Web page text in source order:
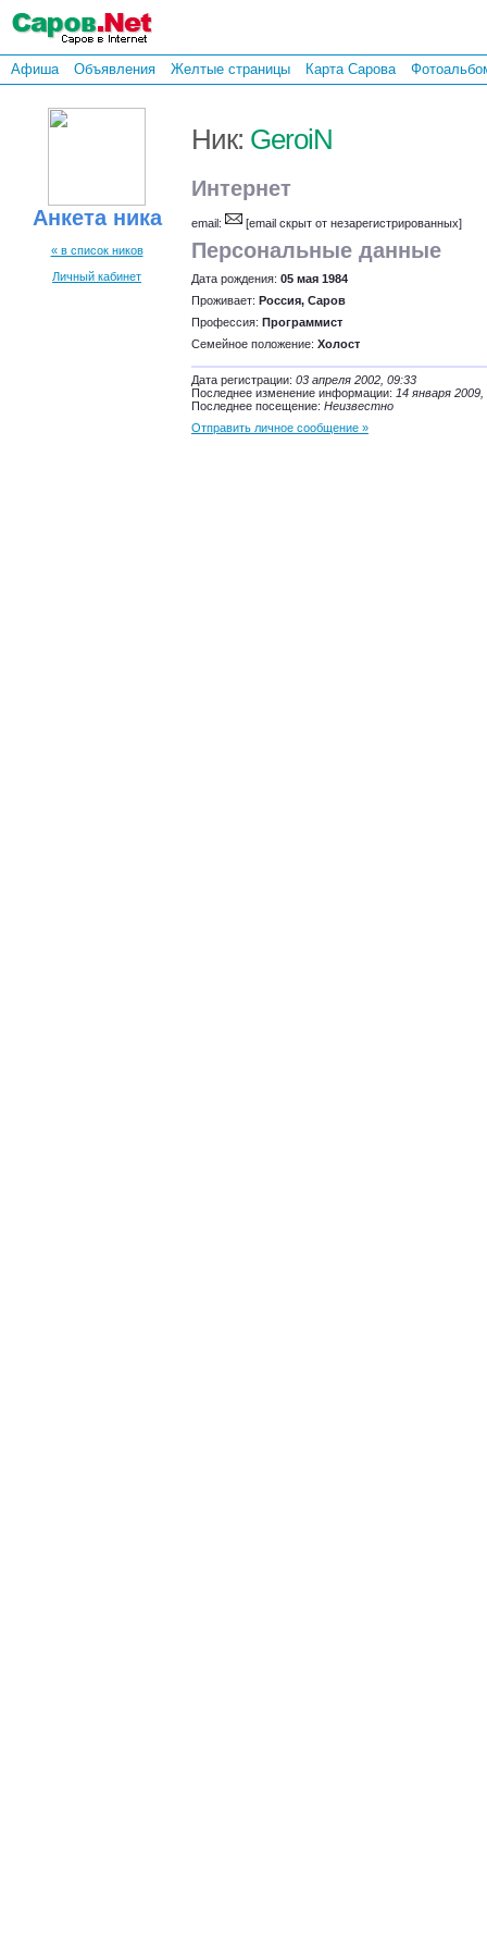
Афиша Объявления Желтые страницы Карта Сарова
Анкета ника
« в список ников
Личный кабинет
Ник: GeroiN
Интернет
email: [email скрыт от незарегистрированных]
Персональные данные
Дата рождения: 05 мая 1984
Проживает: Россия, Саров
Профессия: Программист
Семейное положение: Холост
Дата регистрации: 03 апреля 2002, 09:33
Последнее изменение информации: 14 января 2009,
Последнее посещение: Неизвестно
Отправить личное сообщение »